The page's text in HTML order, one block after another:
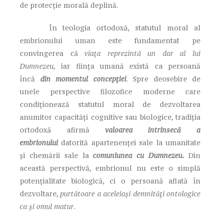
de protecție morală deplină.
În teologia ortodoxă, statutul moral al
embrionului uman este fundamentat pe
convingerea căviața reprezintă un dar al lui
Dumnezeu, iar ființa umană există ca persoană
încă din momentul concepției. Spre deosebire de
unele perspective filozofice moderne care
condiționează statutul moral de dezvoltarea
anumitor capacități cognitive sau biologice, tradiția
ortodoxă afirmă valoarea intrinsecă a
embrionului datorită apartenenței sale la umanitate
și chemării sale lacomuniunea cu Dumnezeu.Din
această perspectivă, embrionul nu este o simplă
potențialitate biologică, ci o persoană aflată în
dezvoltare,purtătoare a aceleiași demnități ontologice
ca și omul matur.